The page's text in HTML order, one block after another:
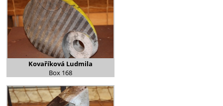
Kovaříková Ludmila
Box 168